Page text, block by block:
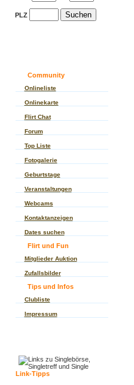
PLZ
Community
Onlineliste
Onlinekarte
Flirt Chat
Forum
Top Liste
Fotogalerie
Geburtstage
Veranstaltungen
Webcams
Kontaktanzeigen
Dates suchen
Flirt und Fun
Mitglieder Auktion
Zufallsbilder
Tips und Infos
Clubliste
Impressum
Link-Tipps